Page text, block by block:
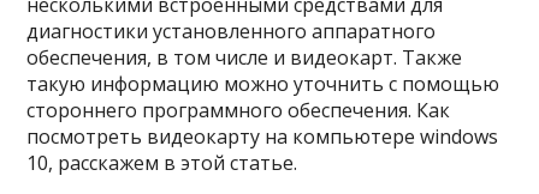
диагностики установленного аппаратного
обеспечения, в том числе и видеокарт. Также
такую информацию можно уточнить с помощью
стороннего программного обеспечения. Как
посмотреть видеокарту на компьютере windows
10, расскажем в этой статье.